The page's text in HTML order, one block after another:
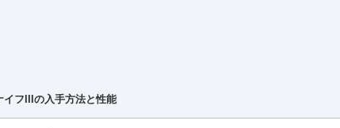
イフIIIの入手方法と性能